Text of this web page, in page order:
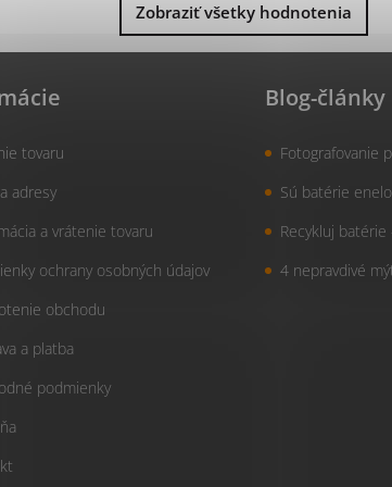
Zobraziť všetky hodnotenia
tovaru
adresy
a vrátenie tovaru
ochrany osobných údajov
obchodu
a platba
podmienky
Blog-články
Fotografovanie
Sú batérie
Recykluj
4 nepravdivé